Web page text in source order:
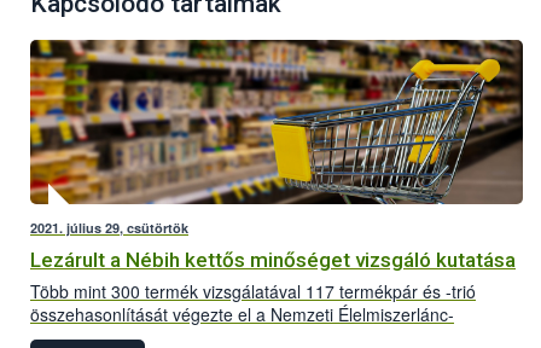
2021. július 29, csütörtök
Lezárult a Nébih kettős minőséget vizsgáló kutatása
Több mint 300 termék vizsgálatával 117 termékpár és -trió
összehasonlítását végezte el a Nemzeti Élelmiszerlánc-
biztonsági Hivatal (Nébih) 2018 és 2021. között. Az Európai